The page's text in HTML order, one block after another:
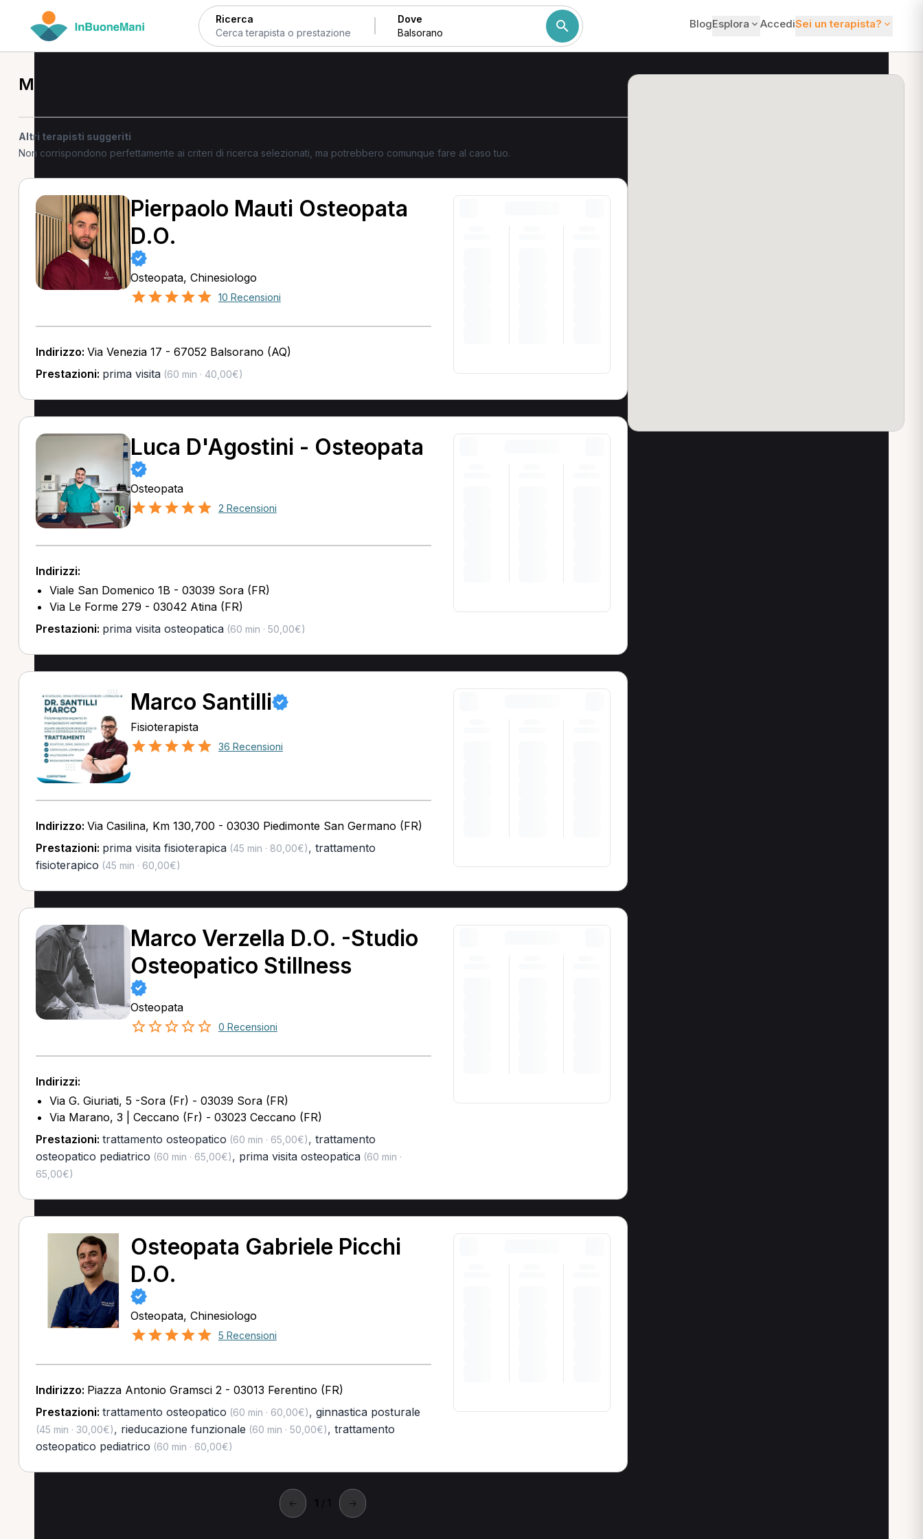
Ricerca Dove BlogEsplora AccediSei un terapista?
Massofisioterapista a Balsorano
Altri terapisti suggeriti
Non corrispondono perfettamente ai criteri di ricerca selezionati, ma potrebbero comunque fare al caso tuo.
Pierpaolo Mauti Osteopata
D.O.
Osteopata, Chinesiologo
10 Recensioni
Indirizzo: Via Venezia 17 - 67052 Balsorano (AQ)
Prestazioni: prima visita(60 min · 40,00€)
Luca D'Agostini - Osteopata
Osteopata
2 Recensioni
Indirizzi:
Viale San Domenico 1B - 03039 Sora (FR)
Via Le Forme 279 - 03042 Atina (FR)
Prestazioni: prima visita osteopatica(60 min · 50,00€)
Marco Santilli
Fisioterapista
36 Recensioni
Indirizzo: Via Casilina, Km 130,700 - 03030 Piedimonte San Germano (FR)
Prestazioni: prima visita fisioterapica(45 min · 80,00€), trattamento
fisioterapico (45 min · 60,00€)
Marco Verzella D.O. -Studio
Osteopatico Stillness
Osteopata
0 Recensioni
Indirizzi:
Via G. Giuriati, 5 -Sora (Fr) - 03039 Sora (FR)
Via Marano, 3 | Ceccano (Fr) - 03023 Ceccano (FR)
Prestazioni: trattamento osteopatico (60 min · 65,00€), trattamento
osteopatico pediatrico (60 min · 65,00€), prima visita osteopatica(60 min ·
65,00€)
Osteopata Gabriele Picchi
D.O.
Osteopata, Chinesiologo
5 Recensioni
Indirizzo: Piazza Antonio Gramsci 2 - 03013 Ferentino (FR)
Prestazioni: trattamento osteopatico (60 min · 60,00€), ginnastica posturale
(45 min · 30,00€), rieducazione funzionale (60 min · 50,00€), trattamento
osteopatico pediatrico (60 min · 60,00€)
← 1 / 1 →